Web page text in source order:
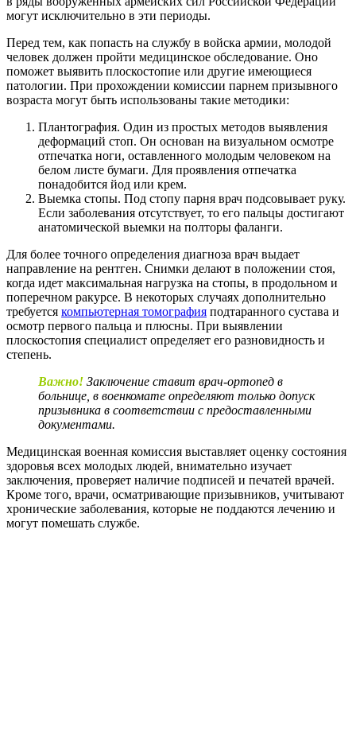
могут исключительно в эти периоды.
Перед тем, как попасть на службу в войска армии, молодой
человек должен пройти медицинское обследование. Оно
поможет выявить плоскостопие или другие имеющиеся
патологии. При прохождении комиссии парнем призывного
возраста могут быть использованы такие методики:
Плантография. Один из простых методов выявления
деформаций стоп. Он основан на визуальном осмотре
отпечатка ноги, оставленного молодым человеком на
белом листе бумаги. Для проявления отпечатка
понадобится йод или крем.
Выемка стопы. Под стопу парня врач подсовывает руку.
Если заболевания отсутствует, то его пальцы достигают
анатомической выемки на полторы фаланги.
Для более точного определения диагноза врач выдает
направление на рентген. Снимки делают в положении стоя,
когда идет максимальная нагрузка на стопы, в продольном и
поперечном ракурсе. В некоторых случаях дополнительно
требуется компьютерная томография подтаранного сустава и
осмотр первого пальца и плюсны. При выявлении
плоскостопия специалист определяет его разновидность и
степень.
Важно! Заключение ставит врач-ортопед в
больнице, в военкомате определяют только допуск
призывника в соответствии с предоставленными
документами.
Медицинская военная комиссия выставляет оценку состояния
здоровья всех молодых людей, внимательно изучает
заключения, проверяет наличие подписей и печатей врачей.
Кроме того, врачи, осматривающие призывников, учитывают
хронические заболевания, которые не поддаются лечению и
могут помешать службе.